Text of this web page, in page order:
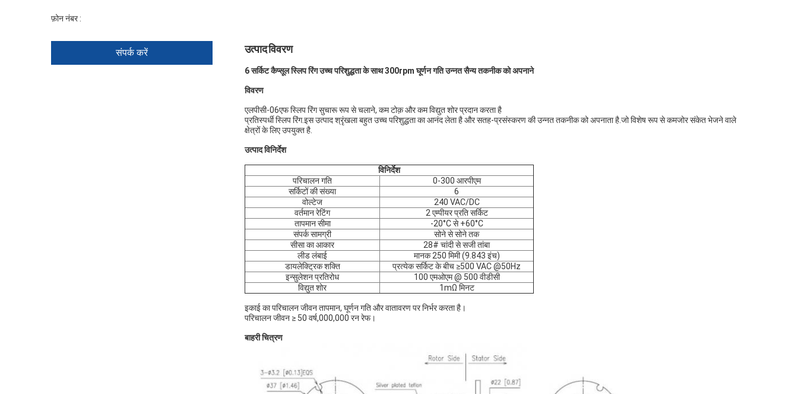
फ़ोन नंबर :
संपर्क करें उत्पाद विवरण
6 सर्किट कैप्सूल स्लिप रिंग उच्च परिशुद्धता के साथ 300rpm घूर्णन गति उन्नत सैन्य तकनीक को अपनाने
विवरण
एलपीसी-06एफ स्लिप रिंग सुचारू रूप से चलाने, कम टोक़ और कम विद्युत शोर प्रदान करता है
प्रतिस्पर्धी स्लिप रिंग.इस उत्पाद श्रृंखला बहुत उच्च परिशुद्धता का आनंद लेता है और सतह-प्रसंस्करण की उन्नत तकनीक को अपनाता है.जो विशेष रूप से कमजोर संकेत भेजने वाले
क्षेत्रों के लिए उपयुक्त है.
उत्पाद विनिर्देश
विनिर्देश
परिचालन गति
0-300 आरपीएम
सर्किटों की संख्या
6
वोल्टेज
240 VAC/DC
वर्तमान रेटिंग
2 एम्पीयर प्रति सर्किट
तापमान सीमा
-20°C से +60°C
संपर्क सामग्री
सोने से सोने तक
सीसा का आकार
28# चांदी से सजी तांबा
लीड लंबाई
मानक 250 मिमी (9.843 इंच)
डायलेक्ट्रिक शक्ति
प्रत्येक सर्किट के बीच ≥500 VAC @50Hz
इन्सुलेशन प्रतिरोध
100 एमओएम @ 500 वीडीसी
विद्युत शोर
1mΩ मिनट
इकाई का परिचालन जीवन तापमान, घूर्णन गति और वातावरण पर निर्भर करता है।
परिचालन जीवन ≥ 50 वर्ष,000,000 रन रेफ।
बाहरी चित्रण